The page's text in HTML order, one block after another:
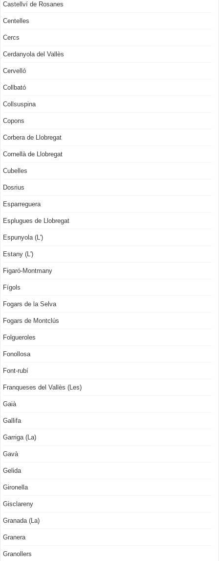
Castellví de Rosanes
Centelles
Cercs
Cerdanyola del Vallès
Cervelló
Collbató
Collsuspina
Copons
Corbera de Llobregat
Cornellà de Llobregat
Cubelles
Dosrius
Esparreguera
Esplugues de Llobregat
Espunyola (L')
Estany (L')
Figaró-Montmany
Fígols
Fogars de la Selva
Fogars de Montclús
Folgueroles
Fonollosa
Font-rubí
Franqueses del Vallès (Les)
Gaià
Gallifa
Garriga (La)
Gavà
Gelida
Gironella
Gisclareny
Granada (La)
Granera
Granollers